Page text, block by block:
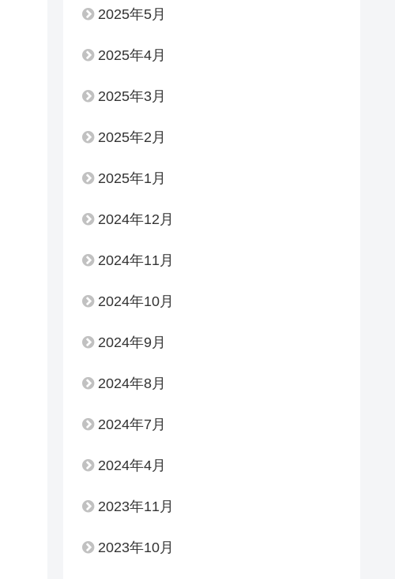
2025年5月
2025年4月
2025年3月
2025年2月
2025年1月
2024年12月
2024年11月
2024年10月
2024年9月
2024年8月
2024年7月
2024年4月
2023年11月
2023年10月